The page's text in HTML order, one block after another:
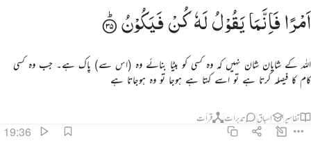
اَمْرًافَاِنَّمَایَقُوْلُلَهٗكُنْفَیَكُوْنُ
اللہ کے شایان شان نہیں کہ وہ کسی کو بیٹا بنائے وہ (اس سے) پاک ہے۔ جب وہ کسی
کام کا فیصلہ کرتا ہے تو اسے کہتا ہے ہوجا تو وہ ہوجاتا ہے
تفاسیر اسباق تدبرات قرأت
19:36